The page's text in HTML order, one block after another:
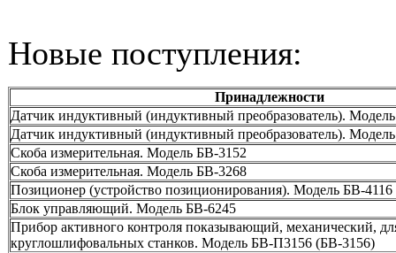
Новые поступления:
Принадлежности
Датчик индуктивный (индуктивный преобразователь).
Датчик индуктивный (индуктивный преобразователь).
Скоба измерительная. Модель БВ-3152
Скоба измерительная. Модель БВ-3268
Позиционер (устройство позиционирования). Модель БВ-4116
Блок управляющий. Модель БВ-6245
Прибор активного контроля показывающий, механический,
круглошлифовальных станков. Модель БВ-П3156 (БВ-3156)